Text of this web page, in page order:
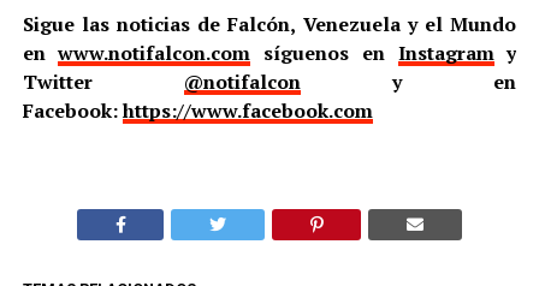
Sigue las noticias de Falcón, Venezuela y el Mundo
enwww.notifalcon.com síguenos en Instagramy
Twitter @notifalcony en
Facebook:https://www.facebook.com